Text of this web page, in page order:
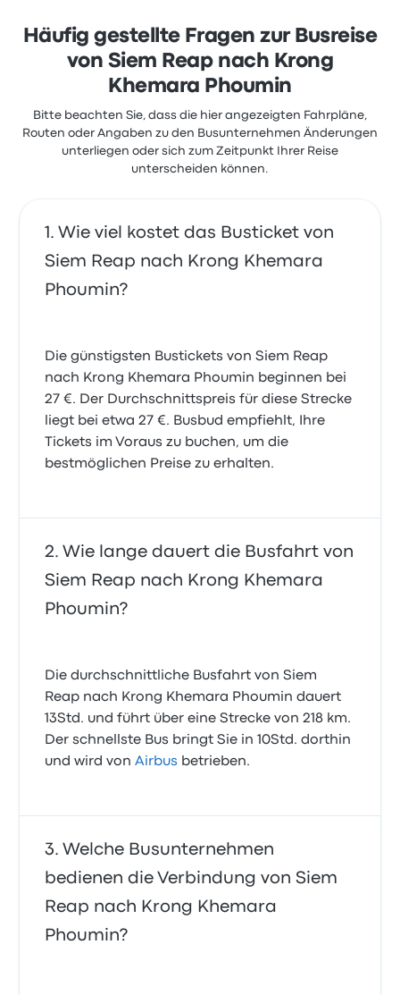
Häufig gestellte Fragen zur Busreise
von Siem Reap nach Krong
Khemara Phoumin
Bitte beachten Sie, dass die hier angezeigten Fahrpläne,
Routen oder Angaben zu den Busunternehmen Änderungen
unterliegen oder sich zum Zeitpunkt Ihrer Reise
unterscheiden können.
Wie viel kostet das Busticket von
Siem Reap nach Krong Khemara
Phoumin?
Die günstigsten Bustickets von Siem Reap
nach Krong Khemara Phoumin beginnen bei
27 €. Der Durchschnittspreis für diese Strecke
liegt bei etwa 27 €. Busbud empfiehlt, Ihre
Tickets im Voraus zu buchen, um die
bestmöglichen Preise zu erhalten.
Wie lange dauert die Busfahrt von
Siem Reap nach Krong Khemara
Phoumin?
Die durchschnittliche Busfahrt von Siem
Reap nach Krong Khemara Phoumin dauert
13Std. und führt über eine Strecke von 218 km.
Der schnellste Bus bringt Sie in 10Std. dorthin
und wird vonAirbus betrieben.
Welche Busunternehmen
bedienen die Verbindung von Siem
Reap nach Krong Khemara
Phoumin?